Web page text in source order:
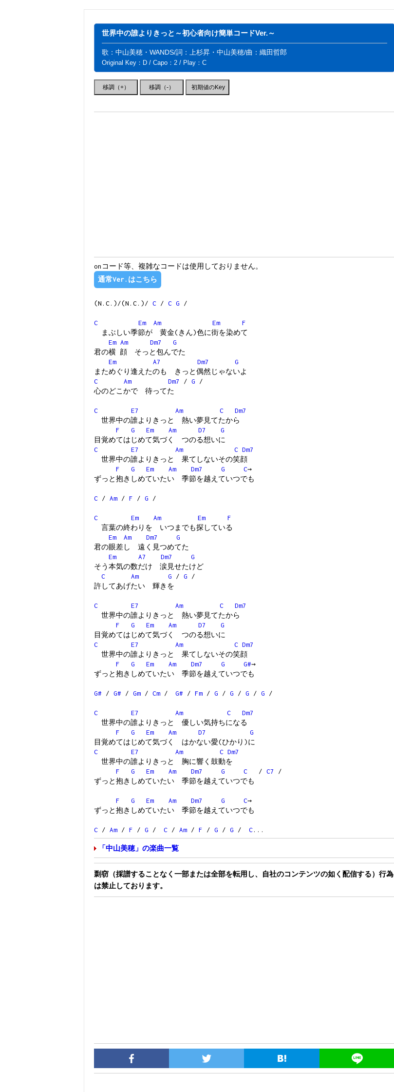
世界中の誰よりきっと～初心者向け簡単コードVer.～
歌：中山美穂・WANDS/詞：上杉昇・中山美穂/曲：織田哲郎
Original Key：D / Capo：2 / Play：C
onコード等、複雑なコードは使用しておりません。
通常Ver.はこちら
(N.C.)/(N.C.)/ C / C G /
C Em Am Em
F
まぶしい季節が 黄金(きん)色に街を染めて
Em Am Dm7
G
君の横 顔 そっと包んでた
Em
A7 Dm7
G
まためぐり逢えたのも きっと偶然じゃないよ
C
Am Dm7 / G /
心のどこかで 待ってた
C E7 Am C
Dm7
世界中の誰よりきっと 熱い夢見てたから
F
G Em Am D7
G
目覚めてはじめて気づく つのる想いに
C
E7 Am C Dm7
世界中の誰よりきっと 果てしないその笑顔
F
G Em Am Dm7 G C→
ずっと抱きしめていたい 季節を越えていつでも
C / Am / F / G /
C Em Am Em
F
言葉の終わりを いつまでも探している
Em
Am Dm7
G
君の眼差し 遠く見つめてた
Em
A7 Dm7
G
そう本気の数だけ 涙見せたけど
C
Am G / G /
許してあげたい 輝きを
C E7 Am C
Dm7
世界中の誰よりきっと 熱い夢見てたから
F
G Em Am D7
G
目覚めてはじめて気づく つのる想いに
C
E7 Am C Dm7
世界中の誰よりきっと 果てしないその笑顔
F
G Em Am Dm7 G G#→
ずっと抱きしめていたい 季節を越えていつでも
G# / G# / Gm / Cm / G# / Fm / G / G / G / G /
C E7 Am C
Dm7
世界中の誰よりきっと 優しい気持ちになる
F
G Em Am D7
G
目覚めてはじめて気づく はかない愛(ひかり)に
C
E7 Am C Dm7
世界中の誰よりきっと 胸に響く鼓動を
F
G Em Am Dm7 G C / C7
/
ずっと抱きしめていたい 季節を越えていつでも
F G Em Am Dm7 G C→
ずっと抱きしめていたい 季節を越えていつでも
C / Am / F / G / C / Am / F / G / G / C...
「中山美穂」の楽曲一覧
剽窃（採譜することなく一部または全部を転用し、自社のコンテンツの如く配信する）行為
は禁止しております。